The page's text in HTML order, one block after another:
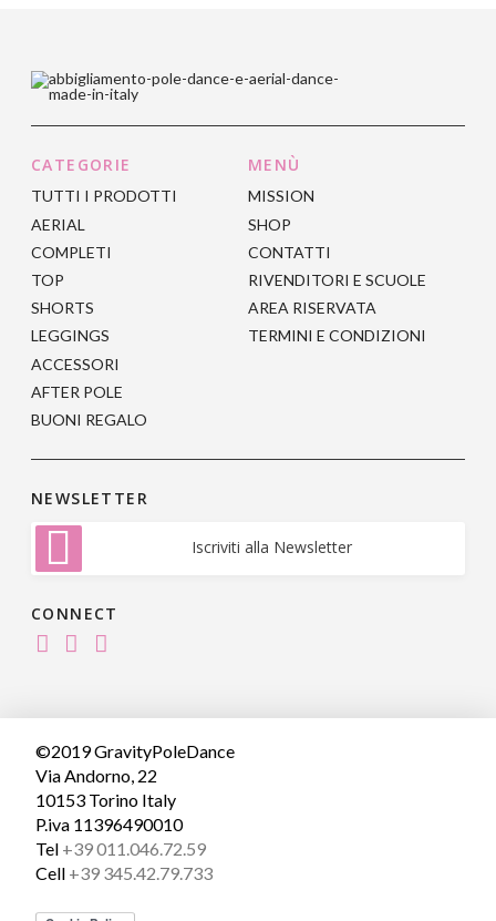
scelte
nella
del
prodotto
scelte
del
prodotto
più
varianti.
Le
essere
scelte
nella
pagina
del
prodotto
Le
opzioni
essere
scelte
nella
pagina
del
prodotto
CATEGORIE
TUTTI I PRODOTTI
AERIAL
COMPLETI
TOP
SHORTS
LEGGINGS
ACCESSORI
AFTER POLE
BUONI REGALO
MENÙ
MISSION
SHOP
CONTATTI
RIVENDITORI E SCUOLE
AREA RISERVATA
TERMINI E CONDIZIONI
NEWSLETTER
Iscriviti alla Newsletter
CONNECT
©2019 GravityPoleDance
Via Andorno, 22
10153 Torino Italy
P.iva 11396490010
Tel +39 011.046.72.59
Cell +39 345.42.79.733